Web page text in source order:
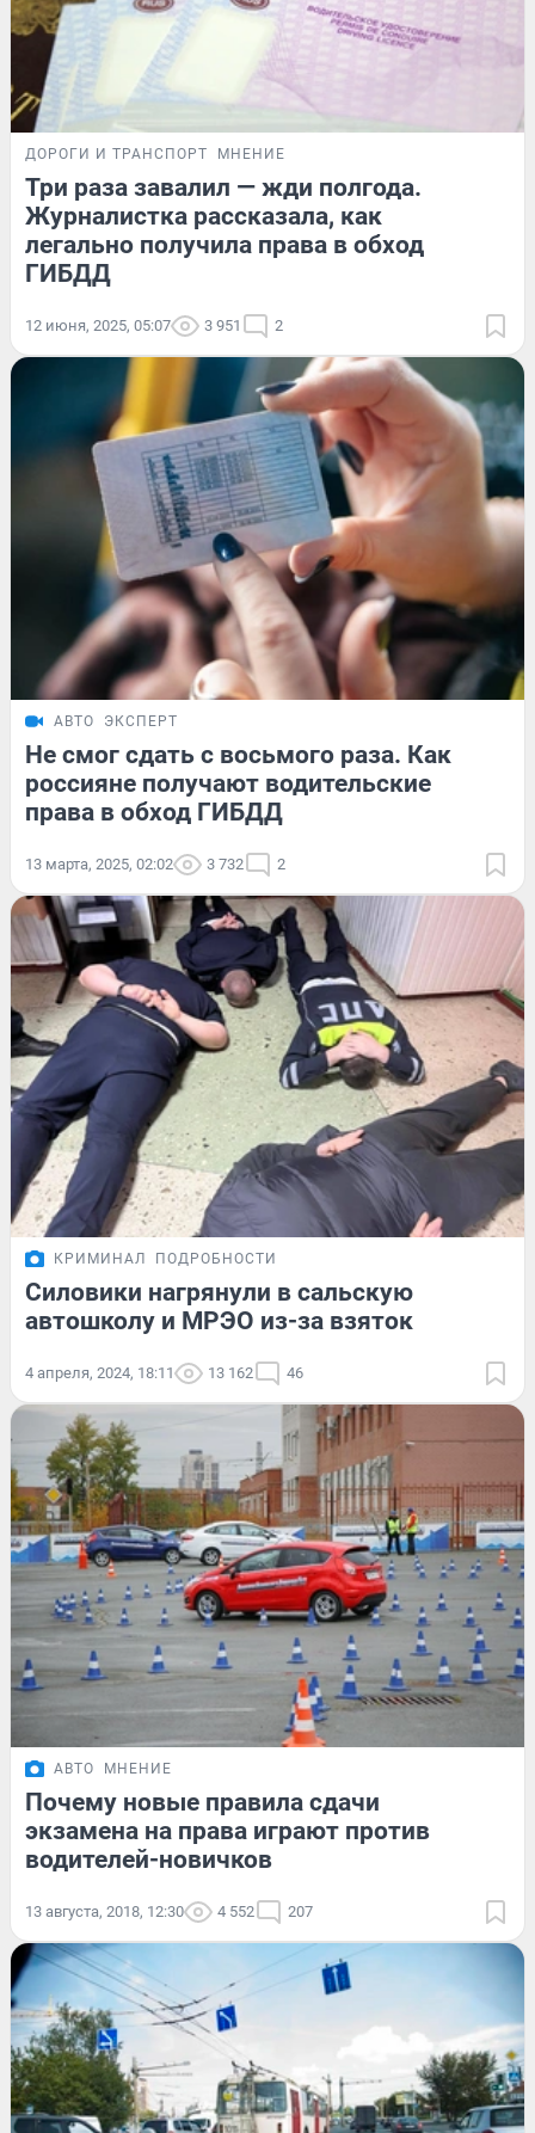
ДОРОГИ И ТРАНСПОРТ МНЕНИЕ
Три раза завалил — жди полгода.
Журналистка рассказала, как
легально получила права в обход
ГИБДД
12 июня, 2025, 05:07 3 951 2
АВТО ЭКСПЕРТ
Не смог сдать с восьмого раза. Как
россияне получают водительские
права в обход ГИБДД
13 марта, 2025, 02:02 3 732 2
КРИМИНАЛ ПОДРОБНОСТИ
Силовики нагрянули в сальскую
автошколу и МРЭО из-за взяток
4 апреля, 2024, 18:11 13 162 46
АВТО МНЕНИЕ
Почему новые правила сдачи
экзамена на права играют против
водителей-новичков
13 августа, 2018, 12:30 4 552 207